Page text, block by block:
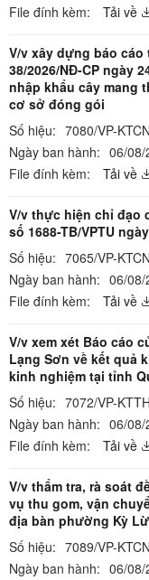
File đính kèm:
Tải về
V/v xây dựng báo
38/2026/NĐ-CP ngày
nhập khẩu cây mang
cơ sở đóng gói
Số hiệu: 7080/VP-KTCN
Ngày ban hành: 06/08/
File đính kèm:
Tải về
V/v thực hiện chỉ đạo
số 1688-TB/VPTU
Số hiệu: 7065/VP-KTCN
Ngày ban hành: 06/08/
File đính kèm:
Tải về
V/v xem xét Báo cáo
Lạng Sơn về kết quả
kinh nghiệm tại tỉnh
Số hiệu: 7072/VP-KTTH
Ngày ban hành: 06/08/
File đính kèm:
Tải về
V/v thẩm tra, rà soát
vụ thu gom, vận
địa bàn phường Kỳ
Số hiệu: 7089/VP-KTCN
Ngày ban hành: 06/08/